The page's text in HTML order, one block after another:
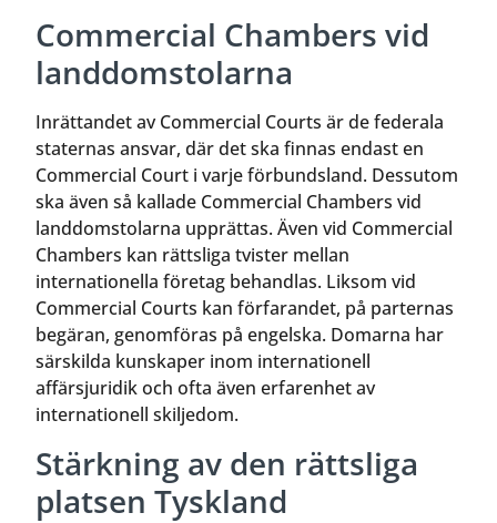
Commercial Chambers vid
landdomstolarna
Inrättandet av Commercial Courts är de federala
staternas ansvar, där det ska finnas endast en
Commercial Court i varje förbundsland. Dessutom
ska även så kallade Commercial Chambers vid
landdomstolarna upprättas. Även vid Commercial
Chambers kan rättsliga tvister mellan
internationella företag behandlas. Liksom vid
Commercial Courts kan förfarandet, på parternas
begäran, genomföras på engelska. Domarna har
särskilda kunskaper inom internationell
affärsjuridik och ofta även erfarenhet av
internationell skiljedom.
Stärkning av den rättsliga
platsen Tyskland